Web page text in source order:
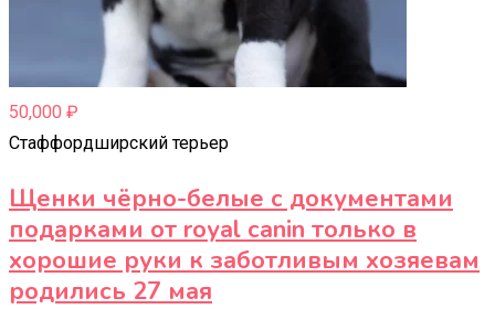
50,000 ₽
Стаффордширский терьер
Щенки чёрно-белые с документами
подарками от royal canin только в
хорошие руки к заботливым хозяевам
родились 27 мая